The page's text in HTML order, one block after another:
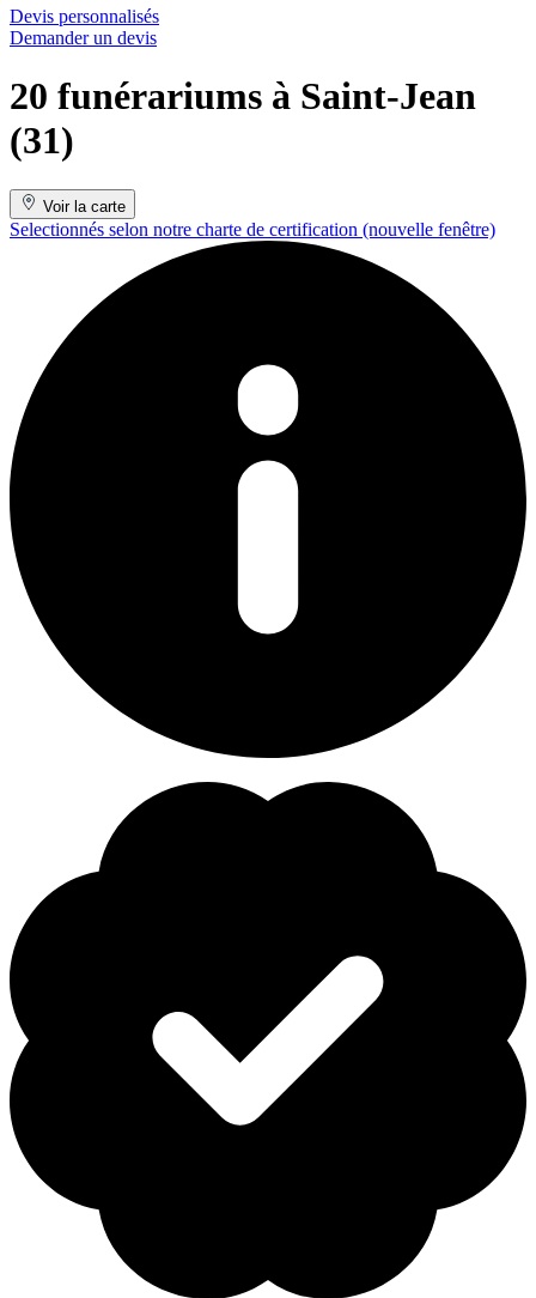
Devis personnalisés
Demander un devis
20 funérariums à Saint-Jean
(31)
Voir la carte
Selectionnés selon notre charte de certification (nouvelle fenêtre)